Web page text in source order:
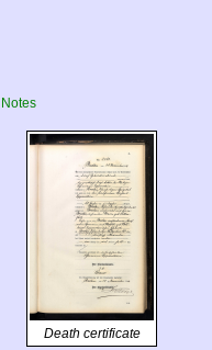
Notes
Death certificate